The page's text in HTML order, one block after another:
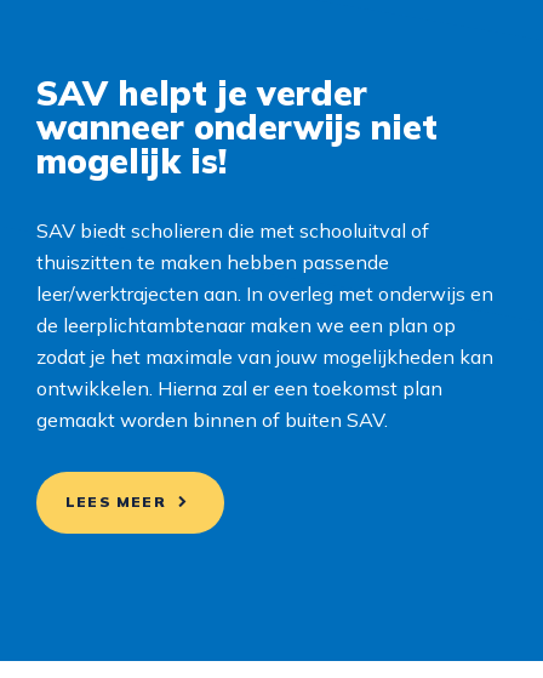
SAV helpt je verder
wanneer onderwijs niet
mogelijk is!
SAV biedt scholieren die met schooluitval of
thuiszitten te maken hebben passende
leer/werktrajecten aan. In overleg met onderwijs en
de leerplichtambtenaar maken we een plan op
zodat je het maximale van jouw mogelijkheden kan
ontwikkelen. Hierna zal er een toekomst plan
gemaakt worden binnen of buiten SAV.
LEES MEER